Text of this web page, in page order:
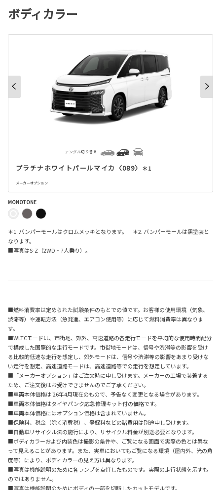
ボディカラー
プラチナホワイトパールマイカ〈089〉 ＊1
メーカーオプション
アングル切り替え
MONOTONE
＊1. バンパーモールはクロムメッキとなります。 ＊2. バンパーモールは黒塗装と
なります。
■写真はS-Z （2WD ・ 7人乗り）。
■燃料消費率は定められた試験条件のもとでの値です。お客様の使用環境（気象、
渋滞等）や運転方法（急発進、エアコン使用等）に応じて燃料消費率は異なりま
す。
■WLTCモードは、市街地、郊外、高速道路の各走行モードを平均的な使用時間配分
で構成した国際的な走行モードです。市街地モードは、信号や渋滞等の影響を受け
る比較的低速な走行を想定し、郊外モードは、信号や渋滞等の影響をあまり受けな
い走行を想定、高速道路モードは、高速道路等での走行を想定しています。
■「メーカーオプション」はご注文時に申し受けます。メーカーの工場で装着する
ため、ご注文後はお受けできませんのでご了承ください。
■車両本体価格は'26年4月現在のもので、予告なく変更となる場合があります。
■車両本体価格はタイヤパンク応急修理キット付の価格です。
■車両本体価格にはオプション価格は含まれていません。
■保険料、税金（除く消費税）、登録料などの諸費用は別途申し受けます。
■自動車リサイクル法の施行により、リサイクル料金が別途必要となります。
■ボディカラーおよび内装色は撮影の条件や、ご覧になる画面で実際の色とは異な
って見えることがあります。また、実車においてもご覧になる環境（屋内外、光の角
度等）により、ボディカラーの見え方は異なります。
■写真は機能説明のために各ランプを点灯したものです。実際の走行状態を示すも
のではありません。
■写真は機能説明のためにボディの一部を切断したカットモデルです。